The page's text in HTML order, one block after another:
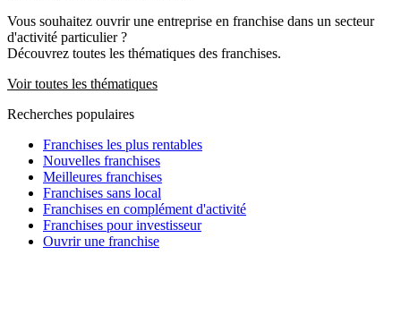
Vous souhaitez ouvrir une entreprise en franchise dans un secteur
d'activité particulier ?
Découvrez toutes les thématiques des franchises.
Voir toutes les thématiques
Recherches populaires
Franchises les plus rentables
Nouvelles franchises
Meilleures franchises
Franchises sans local
Franchises en complément d'activité
Franchises pour investisseur
Ouvrir une franchise